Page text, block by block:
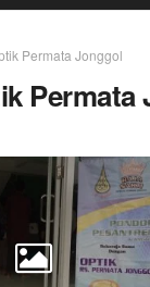
Permata Jonggol
Permata